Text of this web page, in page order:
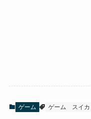
ゲーム ゲーム スイカ